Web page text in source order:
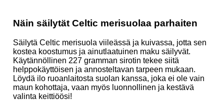
Näin säilytät Celtic merisuolaa parhaiten
Säilytä Celtic merisuola viileässä ja kuivassa, jotta sen
kostea koostumus ja ainutlaatuinen maku säilyvät.
Käytännöllinen 227 gramman sirotin tekee siitä
helppokäyttöisen ja annosteltavan tarpeen mukaan.
Löydä ilo ruoanlaitosta suolan kanssa, joka ei ole vain
maun kohottaja, vaan myös luonnollinen ja kestävä
valinta keittiöösi!